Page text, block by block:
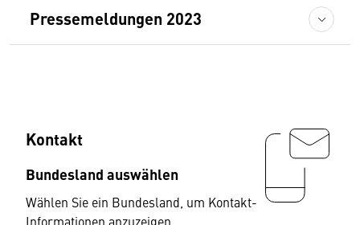
Pressemeldungen 2023
Kontakt
Bundesland auswählen
Wählen Sie ein Bundesland, um Kontakt-
Informationen anzuzeigen.